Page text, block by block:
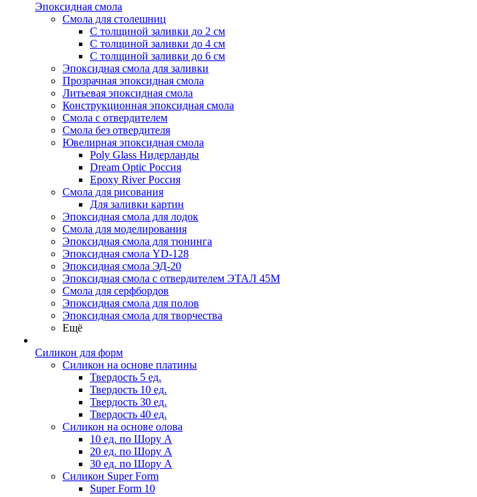
Эпоксидная смола
Смола для столешниц
С толщиной заливки до 2 см
С толщиной заливки до 4 см
С толщиной заливки до 6 см
Эпоксидная смола для заливки
Прозрачная эпоксидная смола
Литьевая эпоксидная смола
Конструкционная эпоксидная смола
Смола с отвердителем
Смола без отвердителя
Ювелирная эпоксидная смола
Poly Glass Нидерланды
Dream Optic Россия
Epoxy River Россия
Смола для рисования
Для заливки картин
Эпоксидная смола для лодок
Смола для моделирования
Эпоксидная смола для тюнинга
Эпоксидная смола YD-128
Эпоксидная смола ЭД-20
Эпоксидная смола с отвердителем ЭТАЛ 45М
Смола для серфбордов
Эпоксидная смола для полов
Эпоксидная смола для творчества
Ещё
Силикон для форм
Силикон на основе платины
Твердость 5 ед.
Твердость 10 ед.
Твердость 30 ед.
Твердость 40 ед.
Силикон на основе олова
10 ед. по Шору А
20 ед. по Шору А
30 ед. по Шору А
Силикон Super Form
Super Form 10